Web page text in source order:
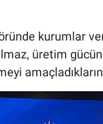
kurumlar
üretim